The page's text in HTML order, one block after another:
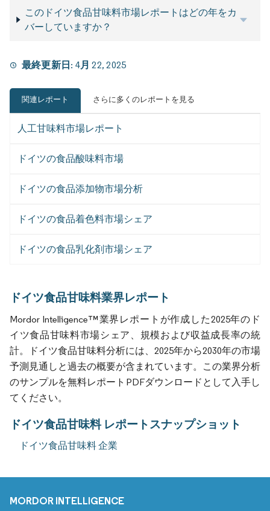
このドイツ食品甘味料市場レポートはどの年をカ
バーしていますか？
最終更新日: 4月 22, 2025
関連レポート さらに多くのレポートを見る
人工甘味料市場レポート
ドイツの食品酸味料市場
ドイツの食品添加物市場分析
ドイツの食品着色料市場シェア
ドイツの食品乳化剤市場シェア
ドイツ食品甘味料業界レポート
Mordor Intelligence™業界レポートが作成した2025年のド
イツ食品甘味料市場シェア、規模および収益成長率の統
計。ドイツ食品甘味料分析には、2025年から2030年の市場
予測見通しと過去の概要が含まれています。この業界分析
のサンプルを無料レポートPDFダウンロードとして入手し
てください。
ドイツ食品甘味料 レポートスナップショット
ドイツ食品甘味料 企業
MORDOR INTELLIGENCE